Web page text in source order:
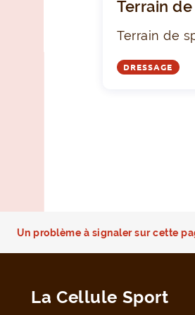
Terrain
Terrain de
DRESSAGE
Un problème à signaler sur cette
La Cellule Sport